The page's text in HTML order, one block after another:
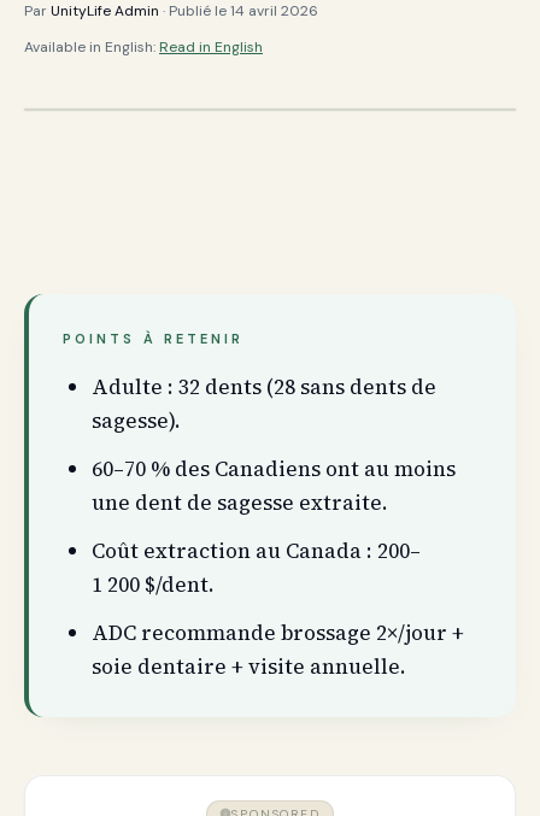
ParUnityLife Admin · Publié le14 avril 2026
Available in English: Read in English
POINTS À RETENIR
Adulte : 32 dents (28 sans dents de
sagesse).
60–70 % des Canadiens ont au moins
une dent de sagesse extraite.
Coût extraction au Canada : 200–
1 200 $/dent.
ADC recommande brossage 2×/jour +
soie dentaire + visite annuelle.